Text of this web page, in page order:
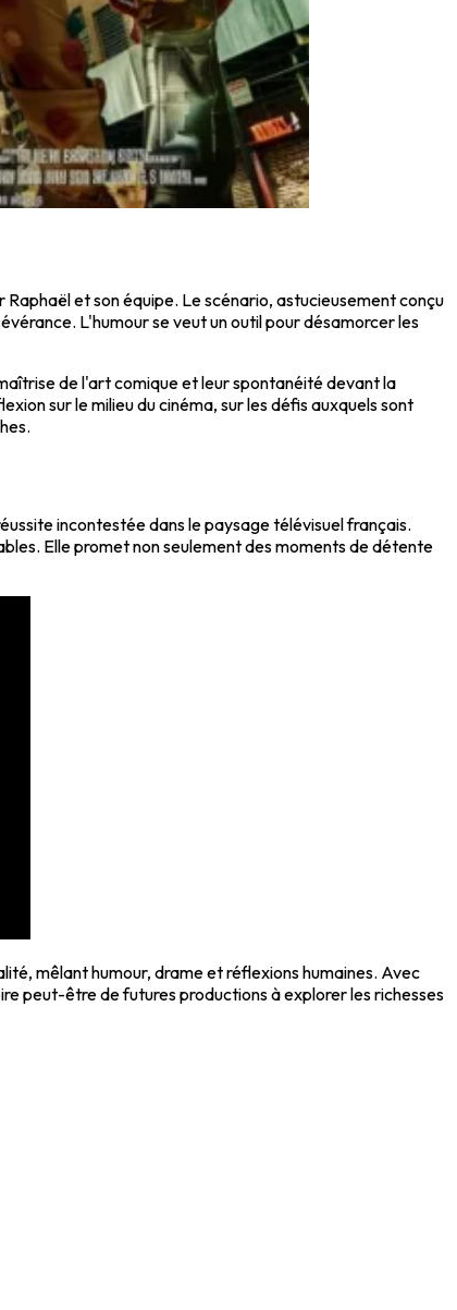
et son équipe. Le scénario, astucieusement conçu
L'humour se veut un outil pour désamorcer les
de l'art comique et leur spontanéité devant la
sur le milieu du cinéma, sur les défis auxquels sont
incontestée dans le paysage télévisuel français.
Elle promet non seulement des moments de détente
mêlant humour, drame et réflexions humaines. Avec
peut-être de futures productions à explorer les richesses